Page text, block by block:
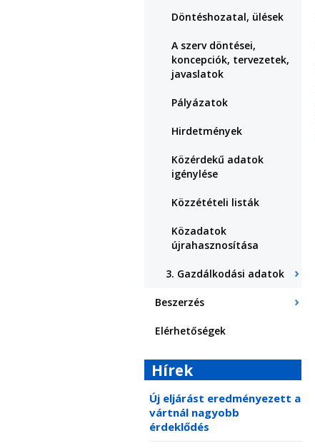
Döntéshozatal, ülések
A szerv döntései,
koncepciók, tervezetek,
javaslatok
Pályázatok
Hirdetmények
Közérdekű adatok
igénylése
Közzétételi listák
Közadatok
újrahasznosítása
3. Gazdálkodási adatok
Beszerzés
Elérhetőségek
Hírek
Új eljárást eredményezett a
vártnál nagyobb
érdeklődés